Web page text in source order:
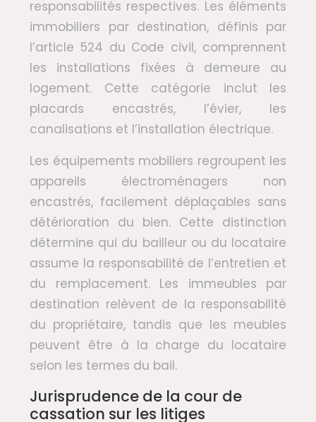
responsabilités respectives. Les éléments
immobiliers par destination, définis par
l’article 524 du Code civil, comprennent
les installations fixées à demeure au
logement. Cette catégorie inclut les
placards encastrés, l’évier, les
canalisations et l’installation électrique.
Les équipements mobiliers regroupent les
appareils électroménagers non
encastrés, facilement déplaçables sans
détérioration du bien. Cette distinction
détermine qui du bailleur ou du locataire
assume la responsabilité de l’entretien et
du remplacement. Les immeubles par
destination relèvent de la responsabilité
du propriétaire, tandis que les meubles
peuvent être à la charge du locataire
selon les termes du bail.
Jurisprudence de la cour de
cassation sur les litiges